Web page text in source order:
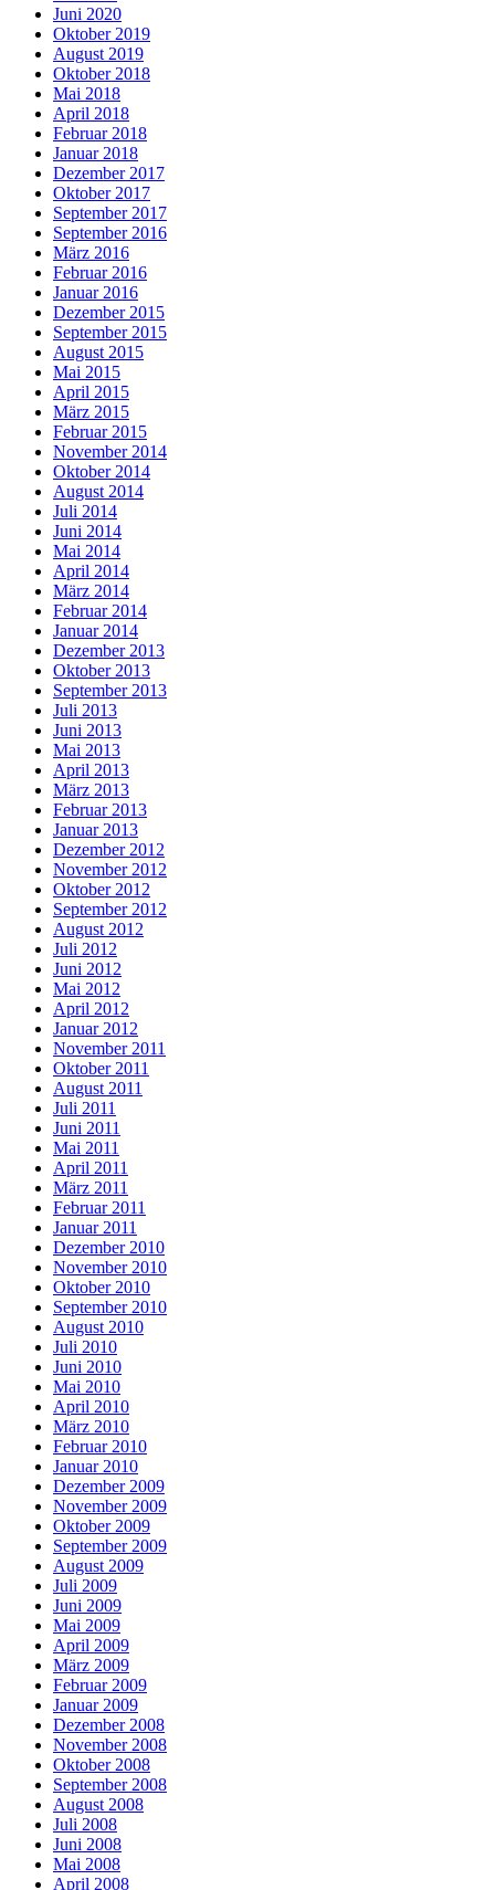
Juni 2020
Oktober 2019
August 2019
Oktober 2018
Mai 2018
April 2018
Februar 2018
Januar 2018
Dezember 2017
Oktober 2017
September 2017
September 2016
März 2016
Februar 2016
Januar 2016
Dezember 2015
September 2015
August 2015
Mai 2015
April 2015
März 2015
Februar 2015
November 2014
Oktober 2014
August 2014
Juli 2014
Juni 2014
Mai 2014
April 2014
März 2014
Februar 2014
Januar 2014
Dezember 2013
Oktober 2013
September 2013
Juli 2013
Juni 2013
Mai 2013
April 2013
März 2013
Februar 2013
Januar 2013
Dezember 2012
November 2012
Oktober 2012
September 2012
August 2012
Juli 2012
Juni 2012
Mai 2012
April 2012
Januar 2012
November 2011
Oktober 2011
August 2011
Juli 2011
Juni 2011
Mai 2011
April 2011
März 2011
Februar 2011
Januar 2011
Dezember 2010
November 2010
Oktober 2010
September 2010
August 2010
Juli 2010
Juni 2010
Mai 2010
April 2010
März 2010
Februar 2010
Januar 2010
Dezember 2009
November 2009
Oktober 2009
September 2009
August 2009
Juli 2009
Juni 2009
Mai 2009
April 2009
März 2009
Februar 2009
Januar 2009
Dezember 2008
November 2008
Oktober 2008
September 2008
August 2008
Juli 2008
Juni 2008
Mai 2008
April 2008